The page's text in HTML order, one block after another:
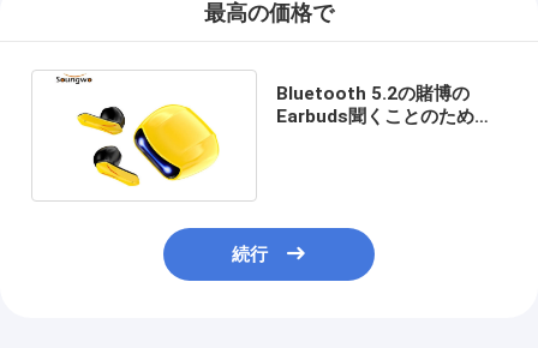
最高の価格で
Bluetooth 5.2の賭博の
Earbuds聞くことのための
続行